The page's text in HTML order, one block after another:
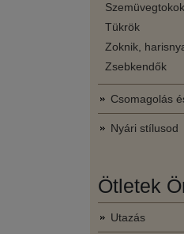
Tükrök
Zoknik,
Zsebkendők
Csomagolás
Nyári stílusod
Ötletek
Utazás